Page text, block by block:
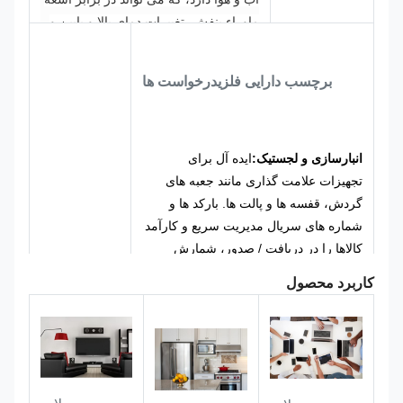
ماوراء بنفش، تغییرات دمای بالا و پایین و
برای سال های زیادی محو نمی شود یا
سخت شده است، که می تواند به
اصطکاک و فرسایش در دستکاری
تجهیزات و تمیز کردن روزانه مقاومت
کند.و بارکد و متن به راحتی از اثر
فرسایش محو نمی شوند..
عالی دارند، که می توانند در برابر آلاینده
های رایج در محیط صنعتی مانند روغن،
مواد شیمیایی و گرد و غبار مقاومت کنند.و
اطمینان حاصل کنید که برچسب برای
مدت طولانی در شرایط کار پیچیده روشن
برچسب دارایی فلزیدرخواست ها
انبارسازی و لجستیک:ایده آل برای
تجهیزات علامت گذاری مانند جعبه های
گردش، قفسه ها و پالت ها. بارکد ها و
شماره های سریال مدیریت سریع و کارآمد
کالاها را در دریافت / صدور، شمارش
مدیریت دارایی های دولتی:می تواند به
طور کامل به امکانات بیرونی، وسایل
نقلیه رسمی، تجهیزات اداری، دارایی های
کاربرد محصول